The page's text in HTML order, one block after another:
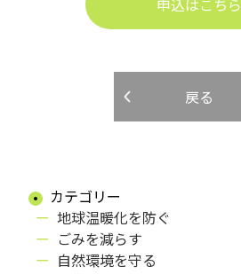
申込はこちら
戻る
カテゴリー
地球温暖化を防ぐ
ごみを減らす
自然環境を守る